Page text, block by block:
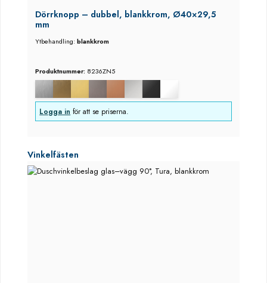
Dörrknopp – dubbel, blankkrom, Ø40×29,5
mm
Ytbehandling:blankkrom
Produktnummer: 8236ZN5
Logga in för att se priserna.
Hoppa över produktgalleri
Vinkelfästen